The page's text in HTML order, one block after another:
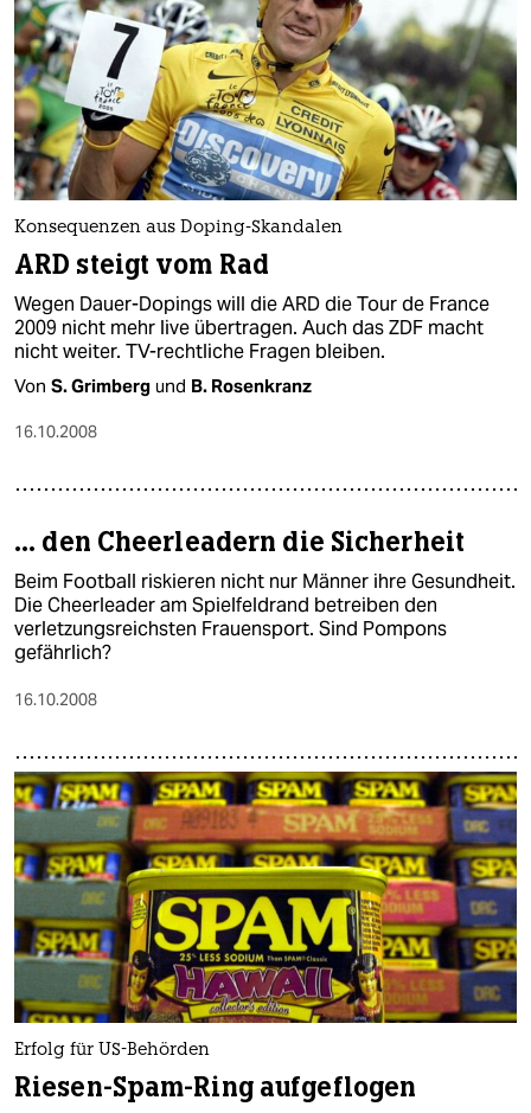
Konsequenzen aus Doping-Skandalen
ARD steigt vom Rad
Wegen Dauer-Dopings will die ARD die Tour de France
2009 nicht mehr live übertragen. Auch das ZDF macht
nicht weiter. TV-rechtliche Fragen bleiben.
Von S. Grimberg und B. Rosenkranz
16.10.2008
... den Cheerleadern die Sicherheit
Beim Football riskieren nicht nur Männer ihre Gesundheit.
Die Cheerleader am Spielfeldrand betreiben den
verletzungsreichsten Frauensport. Sind Pompons
gefährlich?
16.10.2008
Erfolg für US-Behörden
Riesen-Spam-Ring aufgeflogen